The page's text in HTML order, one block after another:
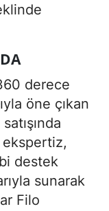
derece
öne çıkan
destek
sunarak
Filo